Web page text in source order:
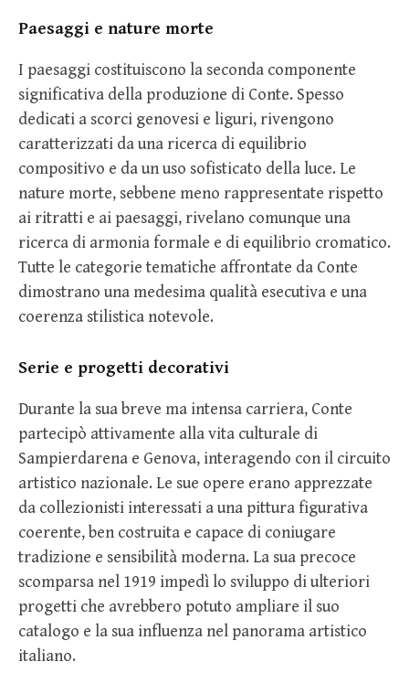
Paesaggi e nature morte
I paesaggi costituiscono la seconda componente
significativa della produzione di Conte. Spesso
dedicati a scorci genovesi e liguri, rivengono
caratterizzati da una ricerca di equilibrio
compositivo e da un uso sofisticato della luce. Le
nature morte, sebbene meno rappresentate rispetto
ai ritratti e ai paesaggi, rivelano comunque una
ricerca di armonia formale e di equilibrio cromatico.
Tutte le categorie tematiche affrontate da Conte
dimostrano una medesima qualità esecutiva e una
coerenza stilistica notevole.
Serie e progetti decorativi
Durante la sua breve ma intensa carriera, Conte
partecipò attivamente alla vita culturale di
Sampierdarena e Genova, interagendo con il circuito
artistico nazionale. Le sue opere erano apprezzate
da collezionisti interessati a una pittura figurativa
coerente, ben costruita e capace di coniugare
tradizione e sensibilità moderna. La sua precoce
scomparsa nel 1919 impedì lo sviluppo di ulteriori
progetti che avrebbero potuto ampliare il suo
catalogo e la sua influenza nel panorama artistico
italiano.